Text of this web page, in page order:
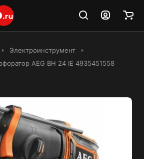
Электроинструмент
AEG ВН 24 IE 4935451558